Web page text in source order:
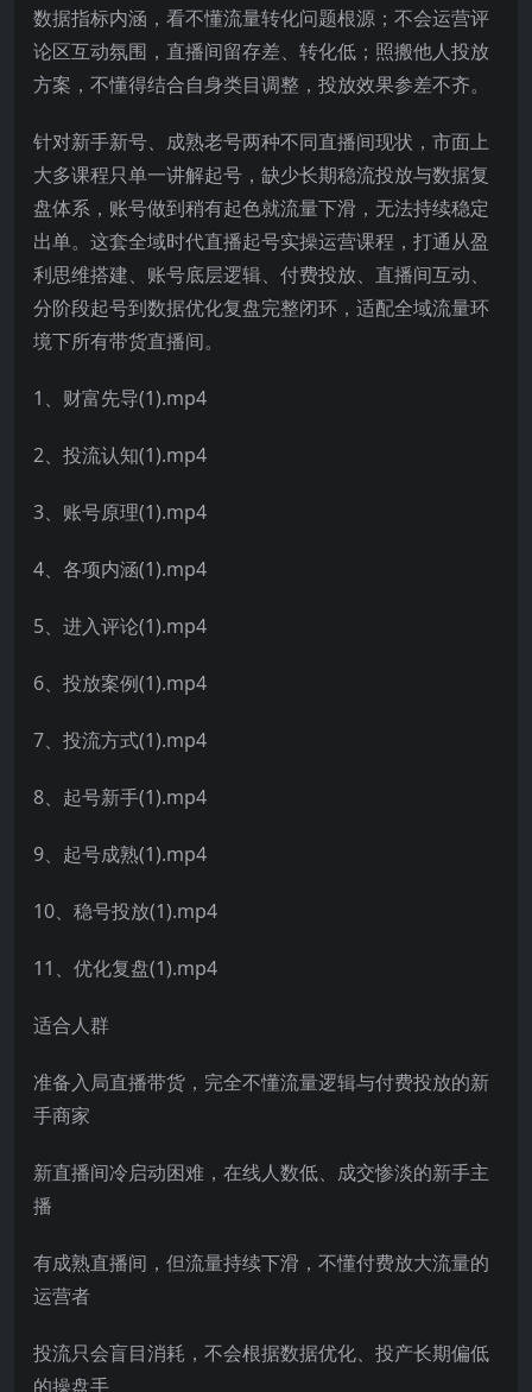
数据指标内涵，看不懂流量转化问题根源；不会运营评
论区互动氛围，直播间留存差、转化低；照搬他人投放
方案，不懂得结合自身类目调整，投放效果参差不齐。
针对新手新号、成熟老号两种不同直播间现状，市面上
大多课程只单一讲解起号，缺少长期稳流投放与数据复
盘体系，账号做到稍有起色就流量下滑，无法持续稳定
出单。这套全域时代直播起号实操运营课程，打通从盈
利思维搭建、账号底层逻辑、付费投放、直播间互动、
分阶段起号到数据优化复盘完整闭环，适配全域流量环
境下所有带货直播间。
1、财富先导(1).mp4
2、投流认知(1).mp4
3、账号原理(1).mp4
4、各项内涵(1).mp4
5、进入评论(1).mp4
6、投放案例(1).mp4
7、投流方式(1).mp4
8、起号新手(1).mp4
9、起号成熟(1).mp4
10、稳号投放(1).mp4
11、优化复盘(1).mp4
适合人群
准备入局直播带货，完全不懂流量逻辑与付费投放的新
手商家
新直播间冷启动困难，在线人数低、成交惨淡的新手主
播
有成熟直播间，但流量持续下滑，不懂付费放大流量的
运营者
投流只会盲目消耗，不会根据数据优化、投产长期偏低
的操盘手